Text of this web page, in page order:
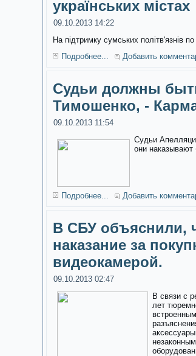
українських містах
09.10.2013 14:22
На підтримку сумських політв'язнів
Подробнее...
Добавить
Судьи должны
Тимошенко, -
09.10.2013 11:54
Судьи
они
Подробнее... Добавить
В СБУ объяснили,
наказание за
видеокамерой.
09.10.2013 02:47
В связи с
лет